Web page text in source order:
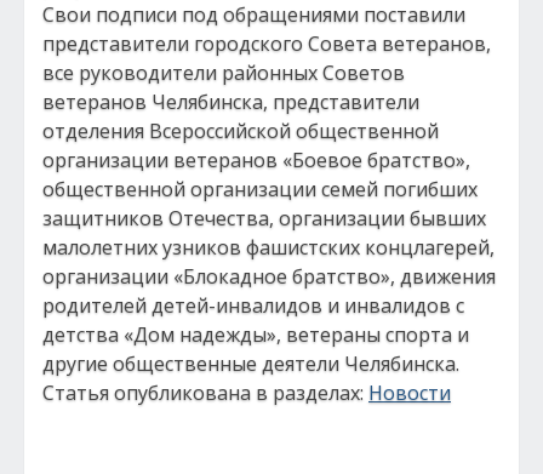
Свои подписи под обращениями поставили
представители городского Совета ветеранов,
все руководители районных Советов
ветеранов Челябинска, представители
отделения Всероссийской общественной
организации ветеранов «Боевое братство»,
общественной организации семей погибших
защитников Отечества, организации бывших
малолетних узников фашистских концлагерей,
организации «Блокадное братство», движения
родителей детей-инвалидов и инвалидов с
детства «Дом надежды», ветераны спорта и
другие общественные деятели Челябинска.
Статья опубликована в разделах: Новости